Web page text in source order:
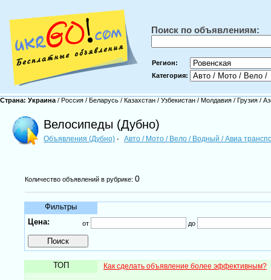
Поиск по объявлениям:
Регион:
Категория:
Страна: Украина / Россия / Беларусь / Казахстан / Узбекистан / Молдавия / Грузия /
Велосипеды (Дубно)
Объявления (Дубно) - Авто / Мото / Вело / Водный / Авиа
Количество объявлений в рубрике: 0
Фильтры
Цена:
от до
ТОП Как сделать объявление более эффективным?